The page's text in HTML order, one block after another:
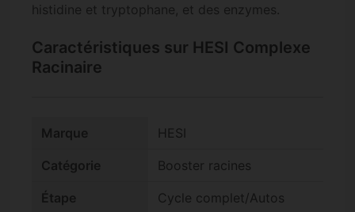
histidine et tryptophane, et des enzymes.
Caractéristiques sur HESI Complexe
Racinaire
Marque HESI
Catégorie Booster racines
Étape Cycle complet/Autos